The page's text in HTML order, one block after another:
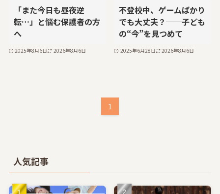
「また今日も昼夜逆
転…」と悩む保護者の方
へ
2025年8月6日 2026年8月6日
不登校中、ゲームばかり
でも大丈夫？──子ども
の“今”を見つめて
2025年6月28日 2026年8月6日
1
人気記事